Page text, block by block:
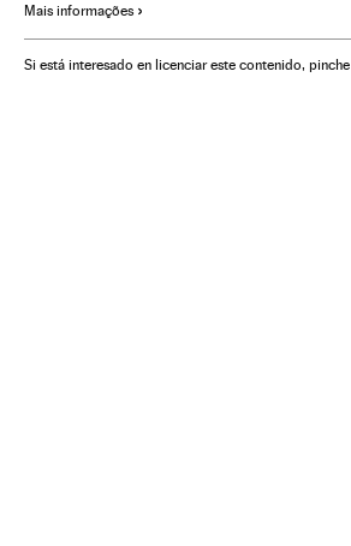
Emisión gases
Mais informações
Si está interesado en licenciar este contenido, pinche